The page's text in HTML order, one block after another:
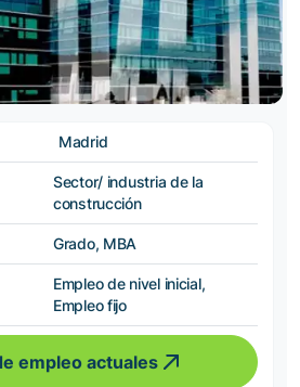
Madrid
Sector/ industria de la
construcción
Grado, MBA
Empleo de nivel inicial,
Empleo fijo
empleo actuales